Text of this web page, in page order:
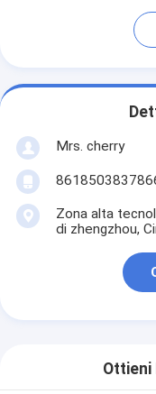
Mrs. cherry
Zona alta
di zhengzhou,
Ottieni